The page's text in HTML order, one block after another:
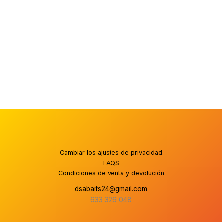
Cambiar los ajustes de privacidad
FAQS
Condiciones de venta y devolución
dsabaits24@gmail.com
633 326 048